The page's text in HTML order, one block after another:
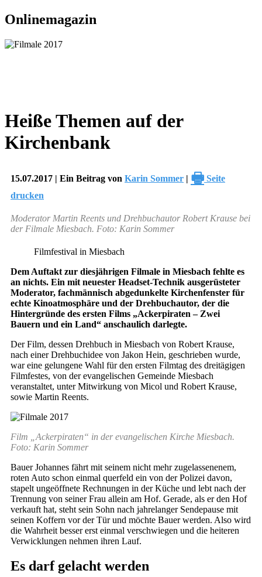
Onlinemagazin
Heiße Themen auf der
Kirchenbank
15.07.2017 | Ein Beitrag von Karin Sommer | 🖶 Seite
drucken
Moderator Martin Reents und Drehbuchautor Robert Krause bei
der Filmale Miesbach. Foto: Karin Sommer
Filmfestival in Miesbach
Dem Auftakt zur diesjährigen Filmale in Miesbach fehlte es
an nichts. Ein mit neuester Headset-Technik ausgerüsteter
Moderator, fachmännisch abgedunkelte Kirchenfenster für
echte Kinoatmosphäre und der Drehbuchautor, der die
Hintergründe des ersten Films „Ackerpiraten – Zwei
Bauern und ein Land“ anschaulich darlegte.
Der Film, dessen Drehbuch in Miesbach von Robert Krause,
nach einer Drehbuchidee von Jakon Hein, geschrieben wurde,
war eine gelungene Wahl für den ersten Filmtag des dreitägigen
Filmfestes, von der evangelischen Gemeinde Miesbach
veranstaltet, unter Mitwirkung von Micol und Robert Krause,
sowie Martin Reents.
Film „Ackerpiraten“ in der evangelischen Kirche Miesbach.
Foto: Karin Sommer
Bauer Johannes fährt mit seinem nicht mehr zugelassenenem,
roten Auto schon einmal querfeld ein von der Polizei davon,
stapelt ungeöffnete Rechnungen in der Küche und lebt nach der
Trennung von seiner Frau allein am Hof. Gerade, als er den Hof
verkauft hat, steht sein Sohn nach jahrelanger Sendepause mit
seinen Koffern vor der Tür und möchte Bauer werden. Also wird
die Wahrheit besser erst einmal verschwiegen und die heiteren
Verwicklungen nehmen ihren Lauf.
Es darf gelacht werden